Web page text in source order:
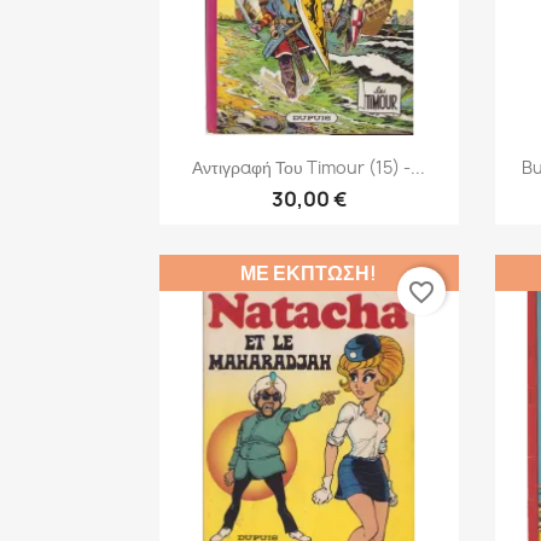
Γρήγορη προβολή
Αντιγραφή Του Timour (15) -...
30,00 €
ΜΕ ΈΚΠΤΩΣΗ!
favorite_border